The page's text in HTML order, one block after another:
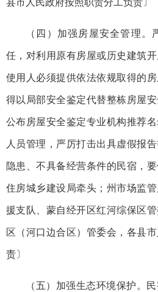
县市人民政府按照职责分工负责〕
（四）加强房屋安全管理
任，对利用原有房屋或历史建筑
使用人必须提供依法依规取得的
得以局部安全鉴定代替整栋房屋
公布房屋安全鉴定专业机构推荐
人员管理，严厉打击出具虚假报
隐患、不具备经营条件的民宿，
住房城乡建设局牵头；州市场监
援支队、蒙自经开区红河综保区
区（河口边合区）管委会，各县
责〕
（五）加强生态环境保护。